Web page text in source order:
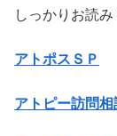
しっかりお読み
アトポスＳＰ
アトピー訪問